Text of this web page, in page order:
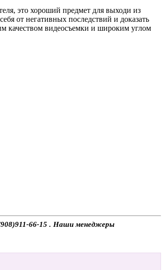
это хороший предмет для выходи из
от негативных последствий и доказать
качеством видеосъемки и широким углом
66-15 . Наши менеджеры